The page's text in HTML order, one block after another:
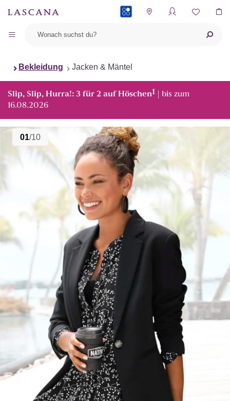
Bekleidung Jacken & Mäntel
Slip, Slip, Hurra!: 3 für 2 auf Höschen1 | bis zum
16.08.2026
01/10